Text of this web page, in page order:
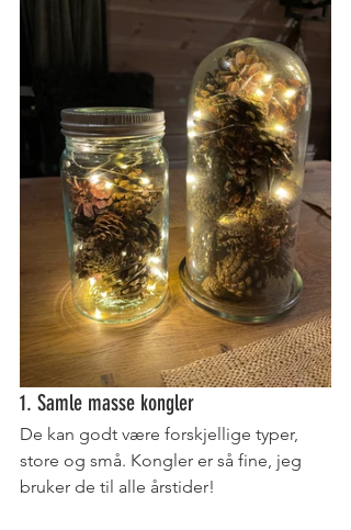
1. Samle masse kongler
De kan godt være forskjellige typer,
store og små. Kongler er så fine, jeg
bruker de til alle årstider!